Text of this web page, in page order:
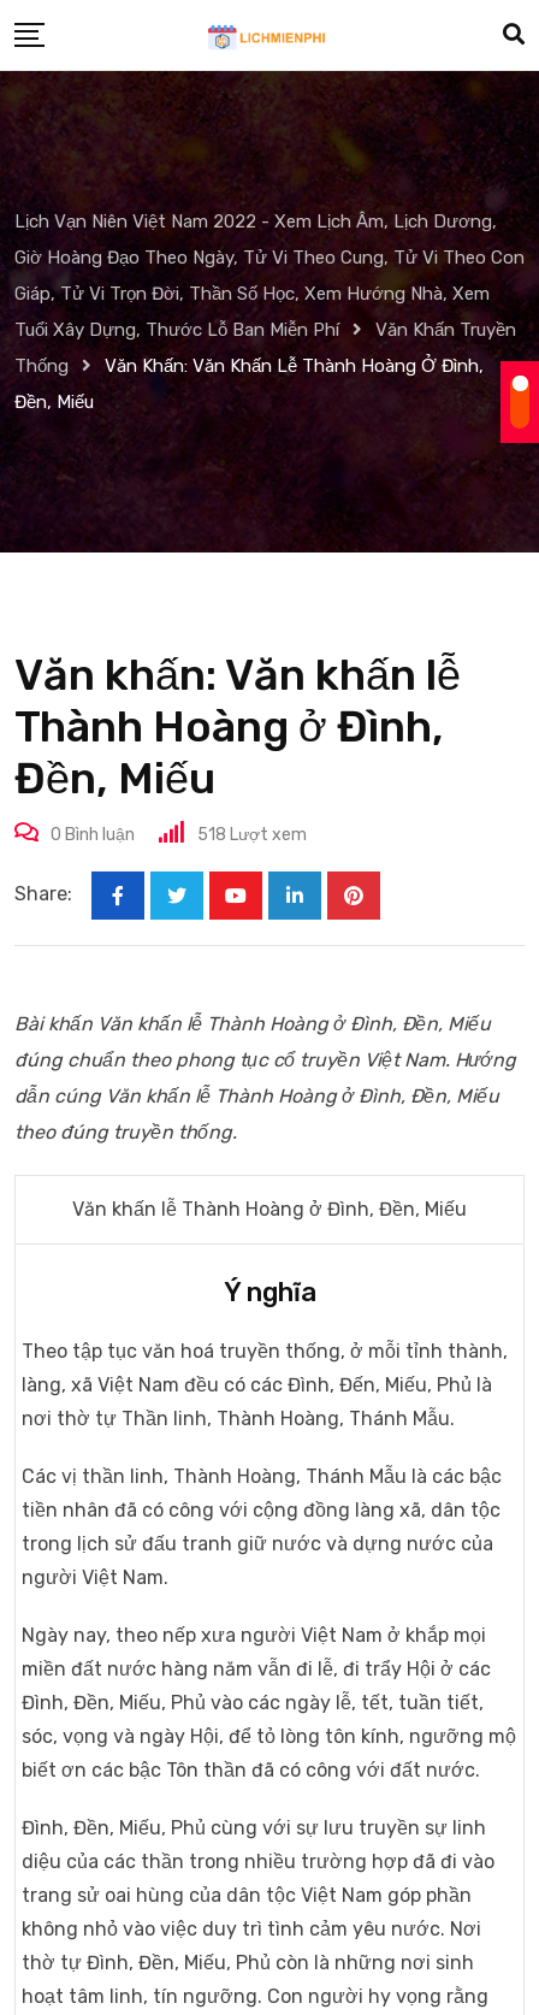
to
content
Lịch Vạn Niên Việt Nam 2022 - Xem Lịch Âm, Lịch Dương,
Giờ Hoàng Đạo Theo Ngày, Tử Vi Theo Cung, Tử Vi Theo Con
Giáp, Tử Vi Trọn Đời, Thần Số Học, Xem Hướng Nhà, Xem
Tuổi Xây Dựng, Thước Lỗ Ban Miễn Phí
Văn Khấn Truyền
Thống
Văn Khấn: Văn Khấn Lễ Thành Hoàng Ở Đình,
Đền, Miếu
Văn khấn: Văn khấn lễ
Thành Hoàng ở Đình,
Đền, Miếu
0 Bình luận 518 Lượt xem
Share:
LinkedInPinterest
Bài khấn Văn khấn lễ Thành Hoàng ở Đình, Đền, Miếu
đúng chuẩn theo phong tục cổ truyền Việt Nam. Hướng
dẫn cúng Văn khấn lễ Thành Hoàng ở Đình, Đền, Miếu
theo đúng truyền thống.
Văn khấn lễ Thành Hoàng ở Đình, Đền, Miếu
Ý nghĩa
Theo tập tục văn hoá truyền thống, ở mỗi tỉnh thành,
làng, xã Việt Nam đều có các Đình, Đến, Miếu, Phủ là
nơi thờ tự Thần linh, Thành Hoàng, Thánh Mẫu.
Các vị thần linh, Thành Hoàng, Thánh Mẫu là các bậc
tiền nhân đã có công với cộng đồng làng xã, dân tộc
trong lịch sử đấu tranh giữ nước và dựng nước của
người Việt Nam.
Ngày nay, theo nếp xưa người Việt Nam ở khắp mọi
miền đất nước hàng năm vẫn đi lễ, đi trẩy Hội ở các
Đình, Đền, Miếu, Phủ vào các ngày lễ, tết, tuần tiết,
sóc, vọng và ngày Hội, để tỏ lòng tôn kính, ngưỡng mộ
biết ơn các bậc Tôn thần đã có công với đất nước.
Đình, Đền, Miếu, Phủ cùng với sự lưu truyền sự linh
diệu của các thần trong nhiều trường hợp đã đi vào
trang sử oai hùng của dân tộc Việt Nam góp phần
không nhỏ vào việc duy trì tình cảm yêu nước. Nơi
thờ tự Đình, Đền, Miếu, Phủ còn là những nơi sinh
hoạt tâm linh, tín ngưỡng. Con người hy vọng rằng